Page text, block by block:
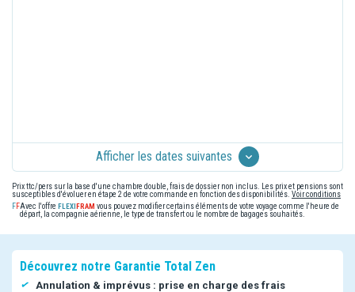
Afficher les dates suivantes
Prix ttc/pers sur la base d'une chambre double, frais de dossier non inclus. Les prix et pensions sont
susceptibles d'évoluer en étape 2 de votre commande en fonction des disponibilités. Voir conditions
Avec l'offre
vous pouvez modifier certains éléments de votre voyage comme l'heure de
départ, la compagnie aérienne, le type de transfert ou le nombre de bagages souhaités.
Découvrez notre Garantie Total Zen
Annulation & imprévus : prise en charge des frais